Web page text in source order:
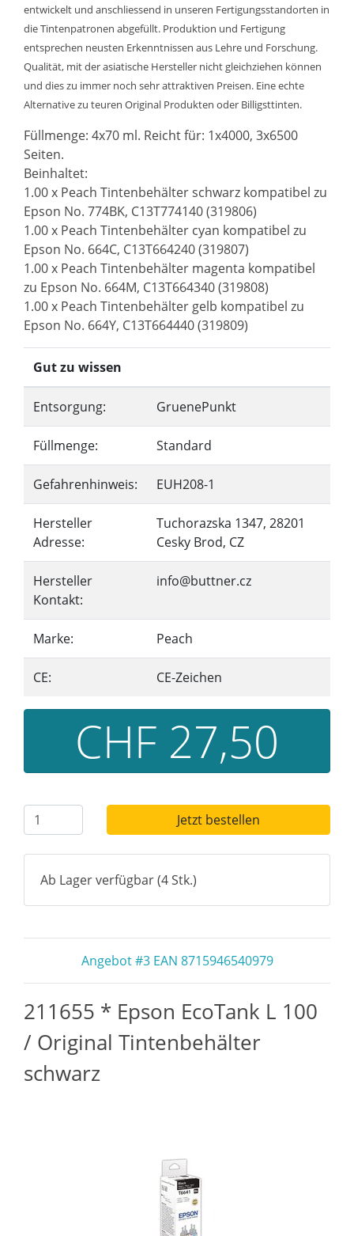
entwickelt und anschliessend in unseren Fertigungsstandorten in
die Tintenpatronen abgefüllt. Produktion und Fertigung
entsprechen neusten Erkenntnissen aus Lehre und Forschung.
Qualität, mit der asiatische Hersteller nicht gleichziehen können
und dies zu immer noch sehr attraktiven Preisen. Eine echte
Alternative zu teuren Original Produkten oder Billigsttinten.
Füllmenge: 4x70 ml. Reicht für: 1x4000, 3x6500
Seiten.
Beinhaltet:
1.00 x Peach Tintenbehälter schwarz kompatibel zu
Epson No. 774BK, C13T774140 (319806)
1.00 x Peach Tintenbehälter cyan kompatibel zu
Epson No. 664C, C13T664240 (319807)
1.00 x Peach Tintenbehälter magenta kompatibel
zu Epson No. 664M, C13T664340 (319808)
1.00 x Peach Tintenbehälter gelb kompatibel zu
Epson No. 664Y, C13T664440 (319809)
Gut zu wissen
Entsorgung: GruenePunkt
Füllmenge: Standard
Gefahrenhinweis: EUH208-1
Hersteller
Adresse:
Tuchorazska 1347, 28201
Cesky Brod, CZ
Hersteller
Kontakt:
info@buttner.cz
Marke: Peach
CE: CE-Zeichen
CHF 27,50
Jetzt bestellen
Ab Lager verfügbar (4 Stk.)
Angebot #3 EAN 8715946540979
211655 * Epson EcoTank L 100
/ Original Tintenbehälter
schwarz